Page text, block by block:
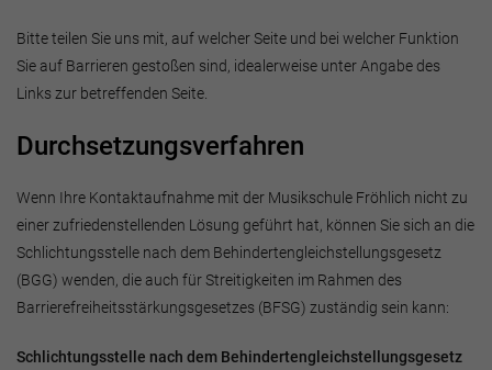
Bitte teilen Sie uns mit, auf welcher Seite und bei welcher Funktion
Sie auf Barrieren gestoßen sind, idealerweise unter Angabe des
Links zur betreffenden Seite.
Durchsetzungsverfahren
Wenn Ihre Kontaktaufnahme mit der Musikschule Fröhlich nicht zu
einer zufriedenstellenden Lösung geführt hat, können Sie sich an die
Schlichtungsstelle nach dem Behindertengleichstellungsgesetz
(BGG) wenden, die auch für Streitigkeiten im Rahmen des
Barrierefreiheitsstärkungsgesetzes (BFSG) zuständig sein kann:
Schlichtungsstelle nach dem Behindertengleichstellungsgesetz